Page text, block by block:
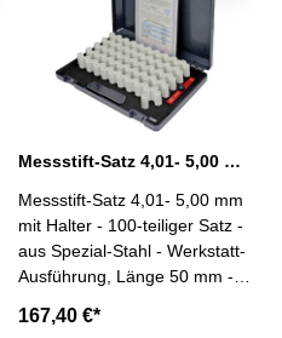
Messstift-Satz 4,01- 5,00 mm 100 tlg. mit Halter
Messstift-Satz 4,01- 5,00 mm
mit Halter - 100-teiliger Satz -
aus Spezial-Stahl - Werkstatt-
Ausführung, Länge 50 mm -
Stufung 0,01 mm - mit
167,40 €*